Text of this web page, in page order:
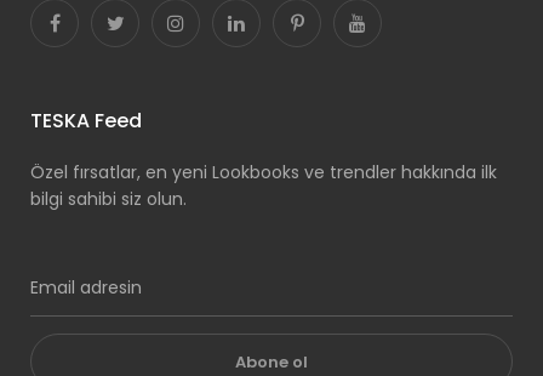
TESKA Feed
Özel fırsatlar, en yeni Lookbooks ve trendler hakkında ilk
bilgi sahibi siz olun.
Abone ol